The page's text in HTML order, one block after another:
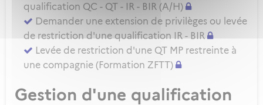
qualification QC - QT - IR - BIR (A/H)
Demander une extension de privilèges ou levée
de restriction d'une qualification IR - BIR
Levée de restriction d'une QT MP restreinte à
une compagnie (Formation ZFTT)
Gestion d'une qualification